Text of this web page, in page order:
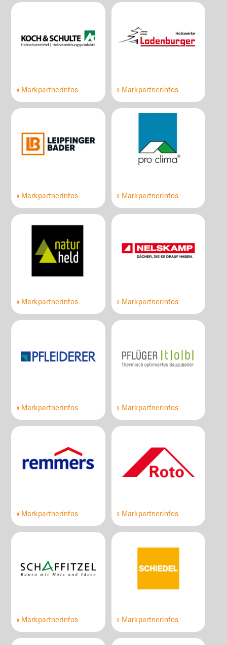
» Markpartnerinfos » Markpartnerinfos
» Markpartnerinfos » Markpartnerinfos
» Markpartnerinfos » Markpartnerinfos
» Markpartnerinfos » Markpartnerinfos
» Markpartnerinfos » Markpartnerinfos
» Markpartnerinfos » Markpartnerinfos